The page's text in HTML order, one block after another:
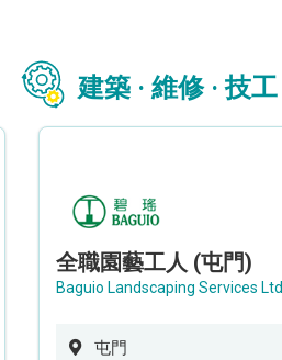
建築 · 維修 · 技工
全職園藝工人 (屯門)
Baguio Landscaping Services Ltd.
屯門